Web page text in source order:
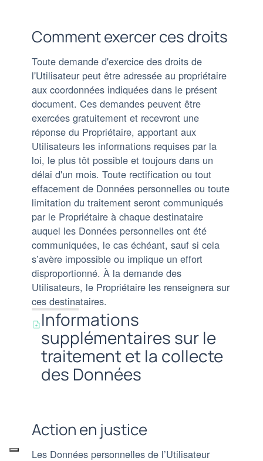
Comment exercer ces droits
Toute demande d'exercice des droits de
l'Utilisateur peut être adressée au propriétaire
aux coordonnées indiquées dans le présent
document. Ces demandes peuvent être
exercées gratuitement et recevront une
réponse du Propriétaire, apportant aux
Utilisateurs les informations requises par la
loi, le plus tôt possible et toujours dans un
délai d'un mois. Toute rectification ou tout
effacement de Données personnelles ou toute
limitation du traitement seront communiqués
par le Propriétaire à chaque destinataire
auquel les Données personnelles ont été
communiquées, le cas échéant, sauf si cela
s’avère impossible ou implique un effort
disproportionné. À la demande des
Utilisateurs, le Propriétaire les renseignera sur
ces destinataires.
Informations
supplémentaires sur le
traitement et la collecte
des Données
Action en justice
Les Données personnelles de l’Utilisateur